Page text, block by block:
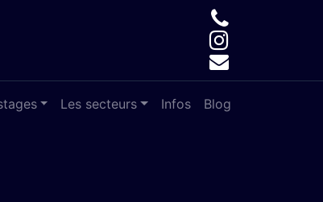
Les secteurs Infos Blog